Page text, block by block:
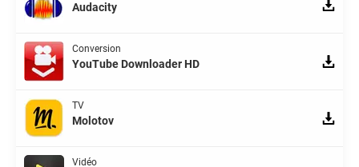
Audacity
Conversion
YouTube Downloader HD
TV
Molotov
Vidéo